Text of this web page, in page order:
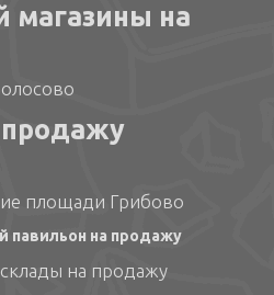
магазины на
площади Грибово
павильон на продажу
на продажу